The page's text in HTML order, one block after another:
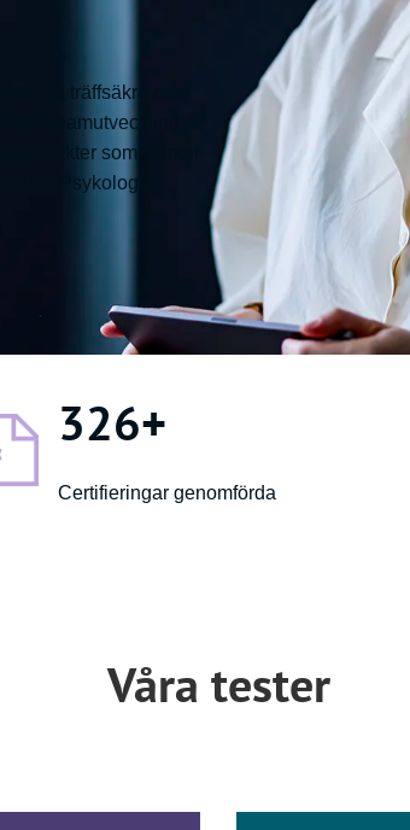
fatta träffsäkra och
teamutveckling.
insikter som stärker
Psykologisk
326+
Certifieringar genomförda
Våra tester